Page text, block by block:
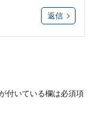
返信
付いている欄は必須項